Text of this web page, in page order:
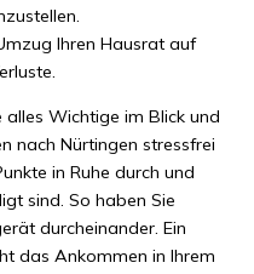
Ihren Hausrat auf
alles Wichtige im Blick und
nach Nürtingen stressfrei
in Ruhe durch und
sind. So haben Sie
durcheinander. Ein
das Ankommen in Ihrem